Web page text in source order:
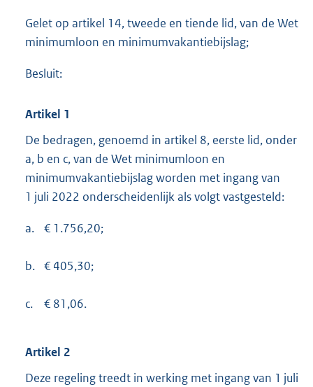
:
6
Gelet op artikel 14, tweede en tiende lid, van de Wet
minimumloon en minimumvakantiebijslag;
Besluit:
Artikel 1
De bedragen, genoemd in artikel 8, eerste lid, onder
a, b en c, van de Wet minimumloon en
minimumvakantiebijslag worden met ingang van
1 juli 2022 onderscheidenlijk als volgt vastgesteld:
a. € 1.756,20;
b. € 405,30;
c. € 81,06.
Artikel 2
Deze regeling treedt in werking met ingang van 1 juli